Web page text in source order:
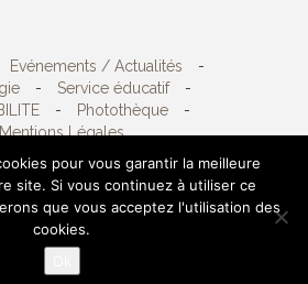
Evénements / Actualités
-
- Service éducatif
-
- Photothèque
-
Mentions Légales
Sète agglopôle méditerranée -
BP 600 34110 Frontignan -
47 48 Fax.04 67 46 47 47
pour vous garantir la meilleure
site. Si vous continuez à utiliser ce
que vous acceptez l'utilisation des
cookies.